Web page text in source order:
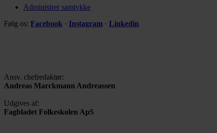
Administrer samtykke
Følg os: Facebook · Instagram · Linkedin
Ansv. chefredaktør:
Andreas Marckmann Andreassen
Udgives af:
Fagbladet Folkeskolen ApS